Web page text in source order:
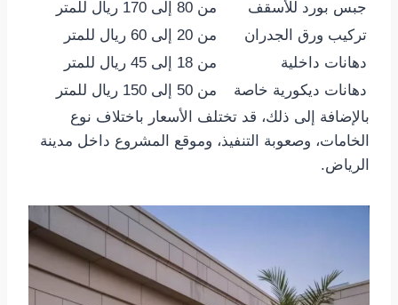
جبس بورد للأسقف
من 80 إلى 170 ريال للمتر
تركيب ورق الجدران
من 20 إلى 60 ريال للمتر
دهانات داخلية
من 18 إلى 45 ريال للمتر
دهانات ديكورية خاصة
من 50 إلى 150 ريال للمتر
بالإضافة إلى ذلك، قد تختلف الأسعار باختلاف نوع
الخامات، وصعوبة التنفيذ، وموقع المشروع داخل مدينة
الرياض.